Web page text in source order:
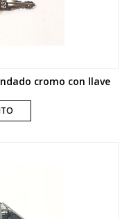
cromo con llave